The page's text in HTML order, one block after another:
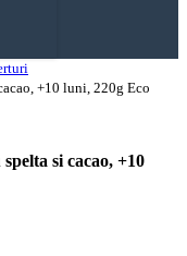
+10 luni, 220g Eco
si cacao, +10